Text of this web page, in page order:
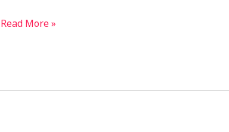
Read More »